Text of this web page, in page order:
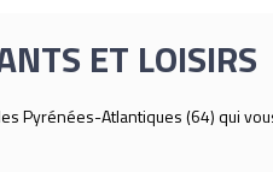
ET LOISIRS
Pyrénées-Atlantiques (64) qui